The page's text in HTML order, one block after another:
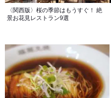
〈関西版〉桜の季節はもうすぐ！ 絶
景お花見レストラン9選